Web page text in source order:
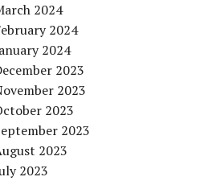
2024
2024
2024
2023
2023
2023
2023
2023
2023